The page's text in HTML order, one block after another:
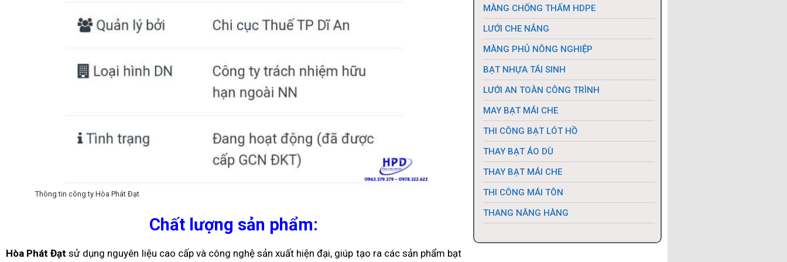
Thông tin công ty Hòa Phát Đạt
Chất lượng sản phẩm:
Hòa Phát Đạt sử dụng nguyên liệu cao cấp và công nghệ sản xuất hiện đại, giúp tạo ra các sản phẩm bạt
MÀNG CHỐNG THẤM HDPE
LƯỚI CHE NẮNG
MÀNG PHỦ NÔNG NGHIỆP
BẠT NHỰA TÁI SINH
LƯỚI AN TOÀN CÔNG TRÌNH
MAY BẠT MÁI CHE
THI CÔNG BẠT LÓT HỒ
THAY BẠT ÁO DÙ
THAY BẠT MÁI CHE
THI CÔNG MÁI TÔN
THANG NÂNG HÀNG